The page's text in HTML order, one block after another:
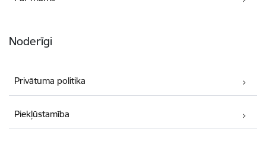
Noderīgi
Privātuma politika
Piekļūstamība